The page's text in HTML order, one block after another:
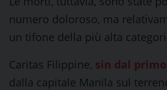
numero doloroso, ma
un tifone della più alta
Caritas Filippine, sin dal
dalla capitale Manila sul